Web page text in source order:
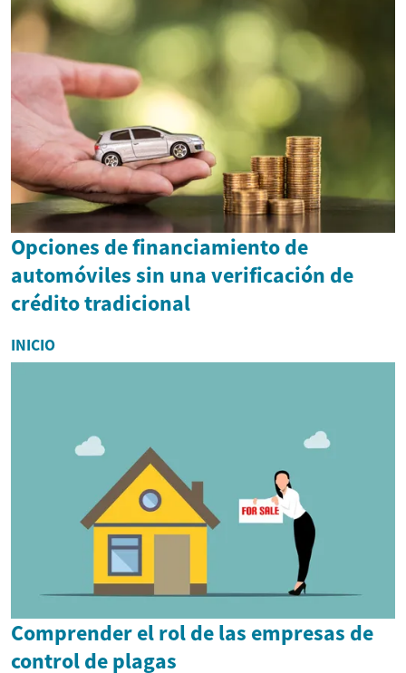
Opciones de financiamiento de
automóviles sin una verificación de
crédito tradicional
INICIO
Comprender el rol de las empresas de
control de plagas